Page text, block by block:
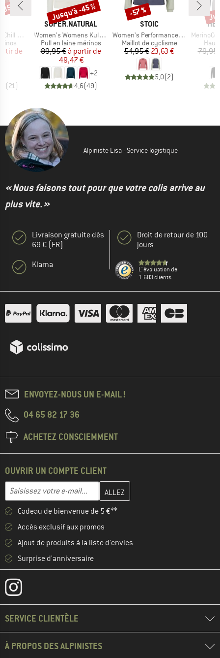
3/4 Crew
réduit
de
(21)
%
MARQUE
SUPER.NATURAL
Article
Women's Womens Kula Top
Product group
Pull en laine mérinos
Prix
89,95 € Prix réduit
à partir de
49,47 €
+2
4,6(49)
Remise
Jusqu'à -45 %
MARQUE
STOIC
Article
Women's PerformanceMerino LofsdalenSt. MTB L/S
Product group
Maillot de cyclisme
Prix
54,95 €Prix réduit
23,63 €
5,0(2)
Remise
-57 %
Article
Haut
79,95
Alpiniste Lisa - Service logistique
« Nous faisons tout pour que votre colis arrive au
plus vite. »
Livraison gratuite dès
69 € (FR)
Klarna
Droit de retour de 100
jours
L' évaluation de
1.683 clients
ENVOYEZ-NOUS UN E-MAIL !
04 65 82 17 36
ACHETEZ CONSCIEMMENT
OUVRIR UN COMPTE CLIENT
Adresse e-mail
Entrez votre adresse e-mail ici et créez votre compte client à la
Cadeau de bienvenue de 5 €**
Accès exclusif aux promos
Ajout de produits à la liste d'envies
Surprise d'anniversaire
SERVICE CLIENTÈLE
À PROPOS DES ALPINISTES